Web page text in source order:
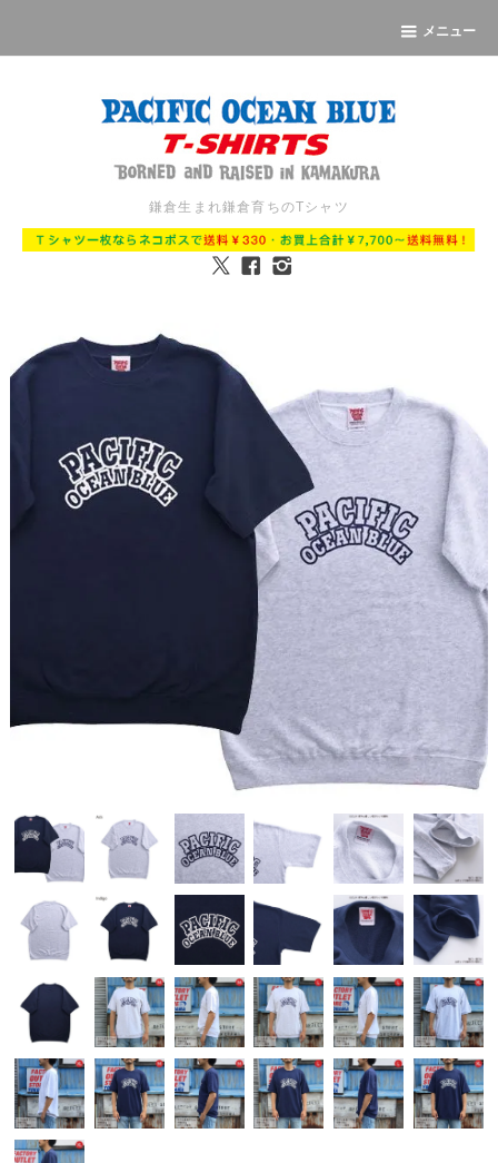
メニュー
鎌倉生まれ鎌倉育ちのTシャツ